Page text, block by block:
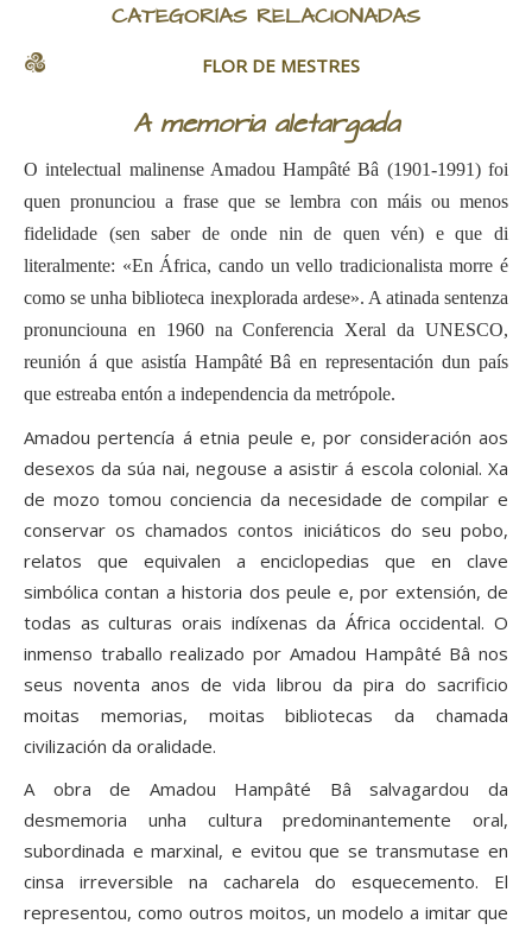
CATEGORÍAS RELACIONADAS
FLOR DE MESTRES
A memoria aletargada
O intelectual malinense Amadou Hampâté Bâ (1901-1991) foi
quen pronunciou a frase que se lembra con máis ou menos
fidelidade (sen saber de onde nin de quen vén) e que di
literalmente: «En África, cando un vello tradicionalista morre é
como se unha biblioteca inexplorada ardese». A atinada sentenza
pronunciouna en 1960 na Conferencia Xeral da UNESCO,
reunión á que asistía Hampâté Bâ en representación dun país
que estreaba entón a independencia da metrópole.
Amadou pertencía á etnia peule e, por consideración aos
desexos da súa nai, negouse a asistir á escola colonial. Xa
de mozo tomou conciencia da necesidade de compilar e
conservar os chamados contos iniciáticos do seu pobo,
relatos que equivalen a enciclopedias que en clave
simbólica contan a historia dos peule e, por extensión, de
todas as culturas orais indíxenas da África occidental. O
inmenso traballo realizado por Amadou Hampâté Bâ nos
seus noventa anos de vida librou da pira do sacrificio
moitas memorias, moitas bibliotecas da chamada
civilización da oralidade.
A obra de Amadou Hampâté Bâ salvagardou da
desmemoria unha cultura predominantemente oral,
subordinada e marxinal, e evitou que se transmutase en
cinsa irreversible na cacharela do esquecemento. El
representou, como outros moitos, un modelo a imitar que